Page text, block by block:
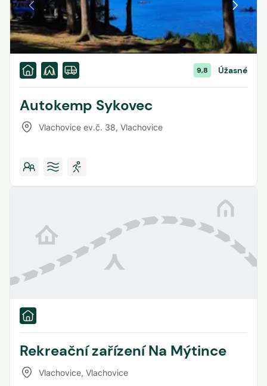
9,8 Úžasné
Autokemp Sykovec
Vlachovice ev.č. 38, Vlachovice
Rekreační zařízení Na Mýtince
Vlachovice, Vlachovice